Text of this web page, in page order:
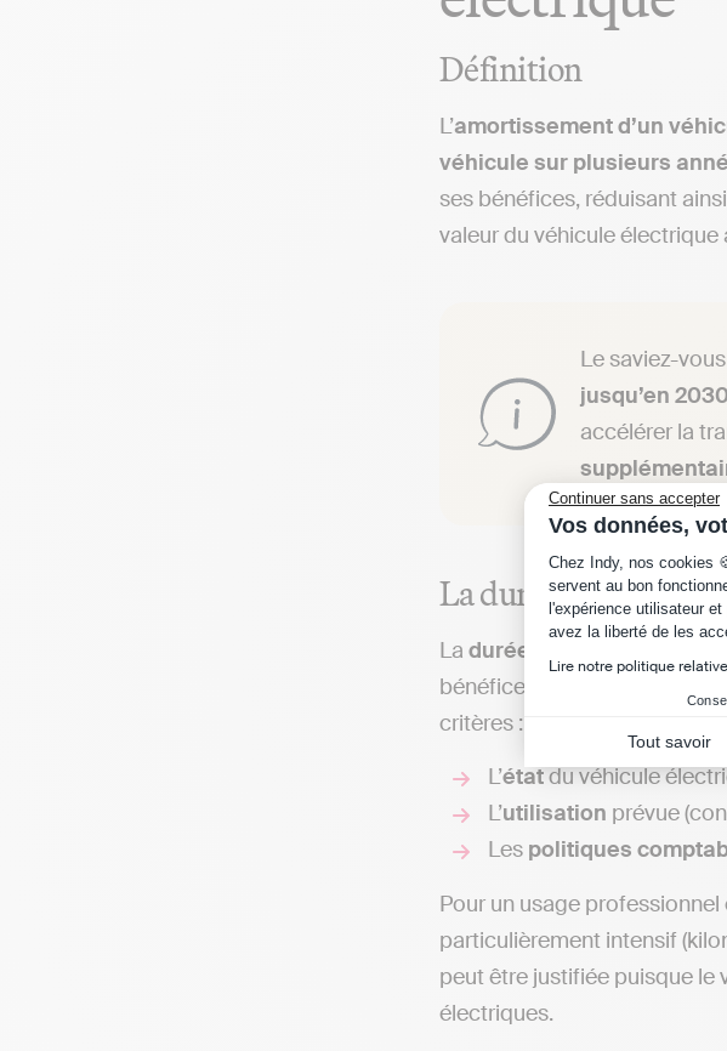
Continuer sans accepter
Vos données,
Plateforme de
Chez Indy, nos cookies
servent au bon
l'expérience utilisateur
avez la liberté de les
Lire notre politique
Tout savoir
Définition
L’amortissement d’un
véhicule sur plusieurs
ses bénéfices, réduisant
valeur du véhicule électrique
Le saviez-
jusqu’en 2030
accélérer la
La durée
La durée d’amortissement
bénéfices imposables de
critères :
L’étatdu véhicule
L’utilisation prévue
Les politiques
Pour un usage
particulièrement intensif
peut être justifiée puisque le
électriques.